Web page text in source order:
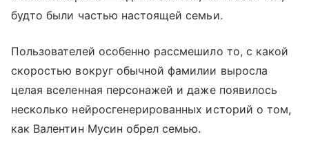
будто были частью настоящей семьи.
Пользователей особенно рассмешило то, с какой
скоростью вокруг обычной фамилии выросла
целая вселенная персонажей и даже появилось
несколько нейросгенерированных историй о том,
как Валентин Мусин обрел семью.